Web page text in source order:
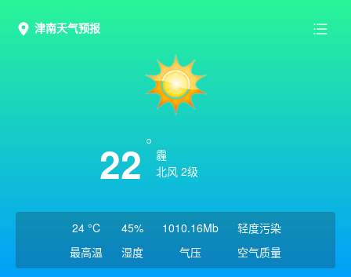
津南天气预报
22
霾
北风 2级
24 °C
最高温
45%
湿度
1010.16Mb
气压
轻度污染
空气质量